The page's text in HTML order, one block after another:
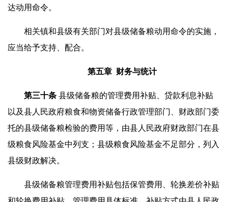
达动用命令。
相关镇和县级有关部门对县级储备粮动用命令的实施，
应当给予支持、配合。
第五章 财务与统计
第三十条 县级储备粮的管理费用补贴、贷款利息补贴
以及县人民政府粮食和物资储备行政管理部门、财政部门委
托的县级储备粮检验的费用等，由县人民政府财政部门在县
级粮食风险基金中列支；县级粮食风险基金不足部分，列入
县级财政解决。
县级储备粮管理费用补贴包括保管费用、轮换差价补贴